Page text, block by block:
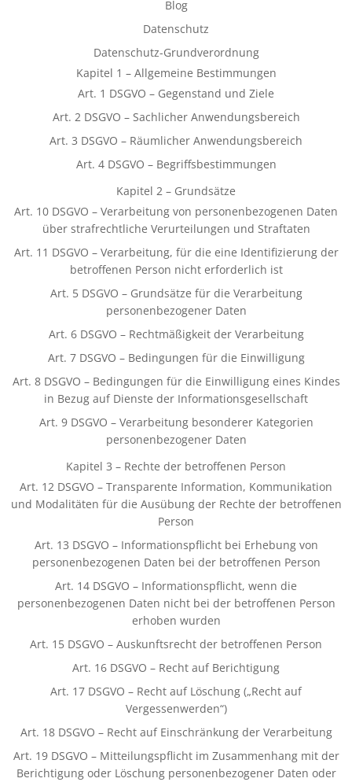
Blog
Datenschutz
Datenschutz-Grundverordnung
Kapitel 1 – Allgemeine Bestimmungen
Art. 1 DSGVO – Gegenstand und Ziele
Art. 2 DSGVO – Sachlicher Anwendungsbereich
Art. 3 DSGVO – Räumlicher Anwendungsbereich
Art. 4 DSGVO – Begriffsbestimmungen
Kapitel 2 – Grundsätze
Art. 10 DSGVO – Verarbeitung von personenbezogenen Daten
über strafrechtliche Verurteilungen und Straftaten
Art. 11 DSGVO – Verarbeitung, für die eine Identifizierung der
betroffenen Person nicht erforderlich ist
Art. 5 DSGVO – Grundsätze für die Verarbeitung
personenbezogener Daten
Art. 6 DSGVO – Rechtmäßigkeit der Verarbeitung
Art. 7 DSGVO – Bedingungen für die Einwilligung
Art. 8 DSGVO – Bedingungen für die Einwilligung eines Kindes
in Bezug auf Dienste der Informationsgesellschaft
Art. 9 DSGVO – Verarbeitung besonderer Kategorien
personenbezogener Daten
Kapitel 3 – Rechte der betroffenen Person
Art. 12 DSGVO – Transparente Information, Kommunikation
und Modalitäten für die Ausübung der Rechte der betroffenen
Person
Art. 13 DSGVO – Informationspflicht bei Erhebung von
personenbezogenen Daten bei der betroffenen Person
Art. 14 DSGVO – Informationspflicht, wenn die
personenbezogenen Daten nicht bei der betroffenen Person
erhoben wurden
Art. 15 DSGVO – Auskunftsrecht der betroffenen Person
Art. 16 DSGVO – Recht auf Berichtigung
Art. 17 DSGVO – Recht auf Löschung („Recht auf
Vergessenwerden“)
Art. 18 DSGVO – Recht auf Einschränkung der Verarbeitung
Art. 19 DSGVO – Mitteilungspflicht im Zusammenhang mit der
Berichtigung oder Löschung personenbezogener Daten oder